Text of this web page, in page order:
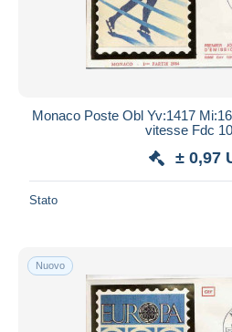
Monaco Poste Obl Yv:1417
vitesse Fdc
± 0,97
Stato
Nuovo